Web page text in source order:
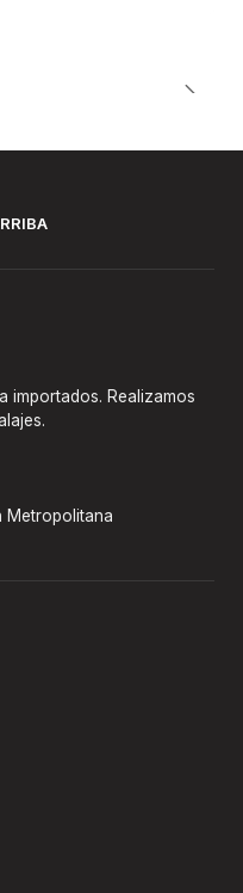
importados. Realizamos
Metropolitana